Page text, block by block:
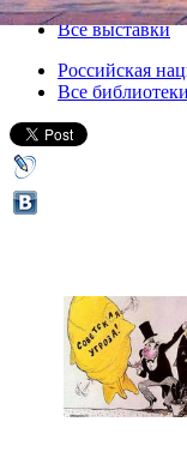
Все выставки
Российская
Все библиотеки